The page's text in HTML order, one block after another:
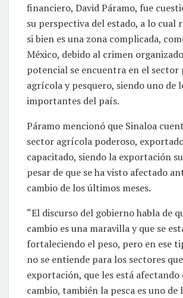
financiero, David Páramo, fue
su perspectiva del estado, a lo cual
si bien es una zona complicada,
México, debido al crimen
potencial se encuentra en el
agrícola y pesquero, siendo uno de
importantes del país.
Páramo mencionó que Sinaloa
sector agrícola poderoso,
capacitado, siendo la exportación
pesar de que se ha visto afectado
cambio de los últimos meses.
“El discurso del gobierno habla de
cambio es una maravilla y que se
fortaleciendo el peso, pero en ese
no se entiende para los sectores
exportación, que les está
cambio, también la pesca es uno de